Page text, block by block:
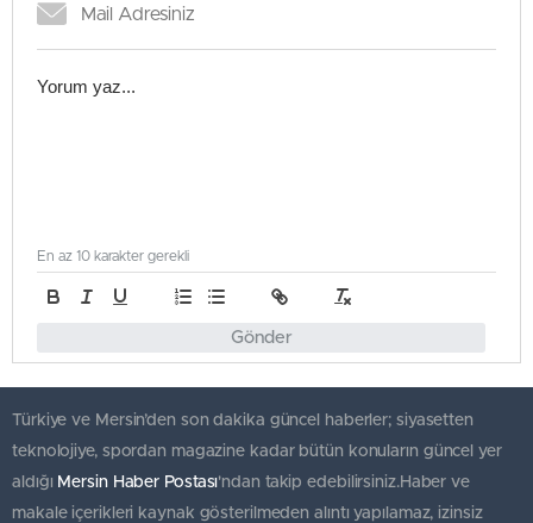
Gönder
En az 10 karakter gerekli
Türkiye ve Mersin’den son dakika güncel haberler; siyasetten
teknolojiye, spordan magazine kadar bütün konuların güncel yer
aldığı Mersin Haber Postası'ndan takip edebilirsiniz.Haber ve
makale içerikleri kaynak gösterilmeden alıntı yapılamaz, izinsiz